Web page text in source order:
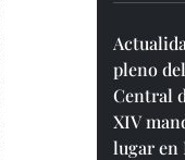
pleno
Central
XIV
lugar en